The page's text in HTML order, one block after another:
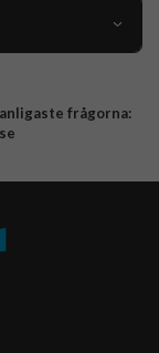
frågorna: